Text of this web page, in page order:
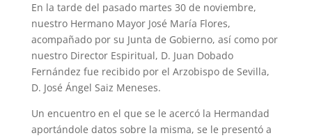
En la tarde del pasado martes 30 de noviembre,
nuestro Hermano Mayor José María Flores,
acompañado por su Junta de Gobierno, así como por
nuestro Director Espiritual, D. Juan Dobado
Fernández fue recibido por el Arzobispo de Sevilla,
D. José Ángel Saiz Meneses.
Un encuentro en el que se le acercó la Hermandad
aportándole datos sobre la misma, se le presentó a